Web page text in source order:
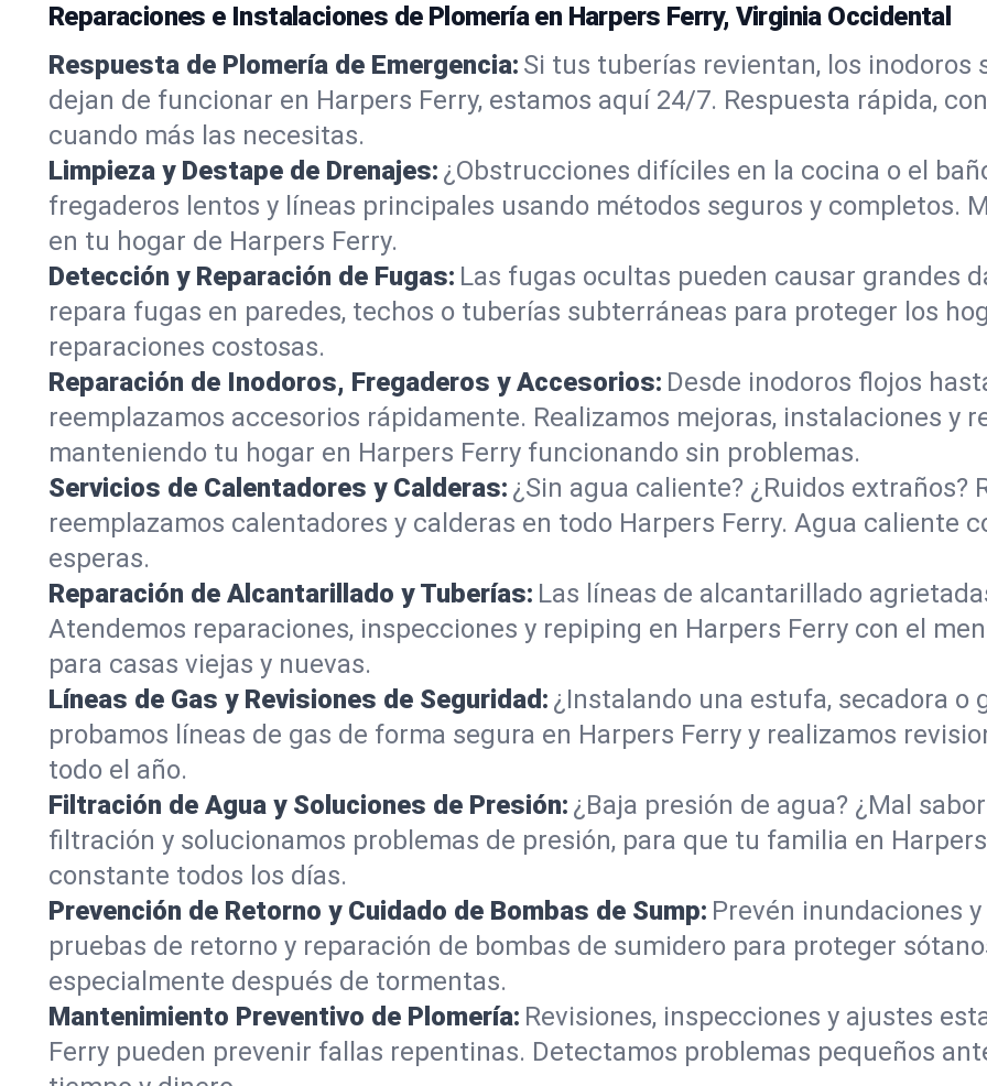
Reparaciones e Instalaciones de Plomería en Harpers Ferry, Virginia Occidental
Respuesta de Plomería de Emergencia: Si tus tuberías revientan, los inodoros
dejan de funcionar en Harpers Ferry, estamos aquí 24/7. Respuesta rápida,
cuando más las necesitas.
Limpieza y Destape de Drenajes: ¿Obstrucciones difíciles en la cocina o el
fregaderos lentos y líneas principales usando métodos seguros y completos.
en tu hogar de Harpers Ferry.
Detección y Reparación de Fugas: Las fugas ocultas pueden causar grandes
repara fugas en paredes, techos o tuberías subterráneas para proteger los
reparaciones costosas.
Reparación de Inodoros, Fregaderos y Accesorios: Desde inodoros flojos
reemplazamos accesorios rápidamente. Realizamos mejoras, instalaciones y
manteniendo tu hogar en Harpers Ferry funcionando sin problemas.
Servicios de Calentadores y Calderas: ¿Sin agua caliente? ¿Ruidos extraños?
reemplazamos calentadores y calderas en todo Harpers Ferry. Agua caliente
esperas.
Reparación de Alcantarillado y Tuberías: Las líneas de alcantarillado
Atendemos reparaciones, inspecciones y repiping en Harpers Ferry con el
para casas viejas y nuevas.
Líneas de Gas y Revisiones de Seguridad: ¿Instalando una estufa, secadora o
probamos líneas de gas de forma segura en Harpers Ferry y realizamos
todo el año.
Filtración de Agua y Soluciones de Presión: ¿Baja presión de agua? ¿Mal
filtración y solucionamos problemas de presión, para que tu familia en
constante todos los días.
Prevención de Retorno y Cuidado de Bombas de Sump: Prevén inundaciones
pruebas de retorno y reparación de bombas de sumidero para proteger
especialmente después de tormentas.
Mantenimiento Preventivo de Plomería: Revisiones, inspecciones y ajustes
Ferry pueden prevenir fallas repentinas. Detectamos problemas pequeños